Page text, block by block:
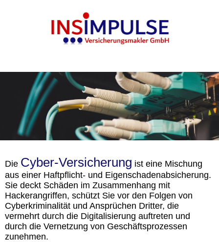
Die Cyber-Versicherung ist eine Mischung
aus einer Haftpflicht- und Eigenschadenabsicherung.
Sie deckt Schäden im Zusammenhang mit
Hackerangriffen, schützt Sie vor den Folgen von
Cyberkriminalität und Ansprüchen Dritter, die
vermehrt durch die Digitalisierung auftreten und
durch die Vernetzung von Geschäftsprozessen
zunehmen.